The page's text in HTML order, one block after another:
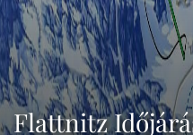
Flattnitz